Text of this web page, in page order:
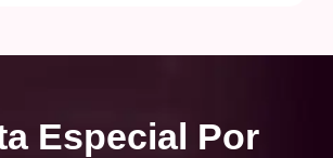
Especial Por